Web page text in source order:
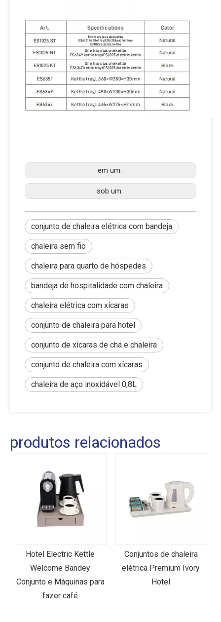
em um:
sob um:
conjunto de chaleira elétrica com bandeja
chaleira sem fio
chaleira para quarto de hóspedes
bandeja de hospitalidade com chaleira
chaleira elétrica com xícaras
conjunto de chaleira para hotel
conjunto de xícaras de chá e chaleira
conjunto de chaleira com xícaras
chaleira de aço inoxidável 0,8L
produtos relacionados
Hotel Electric Kettle
Welcome Bandey
Conjunto e Máquinas para
fazer café
Conjuntos de chaleira
elétrica Premium Ivory
Hotel